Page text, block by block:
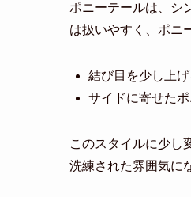
ポニーテールは、シ
は扱いやすく、ポニ
結び目を少し上
サイドに寄せた
このスタイルに少し
洗練された雰囲気に